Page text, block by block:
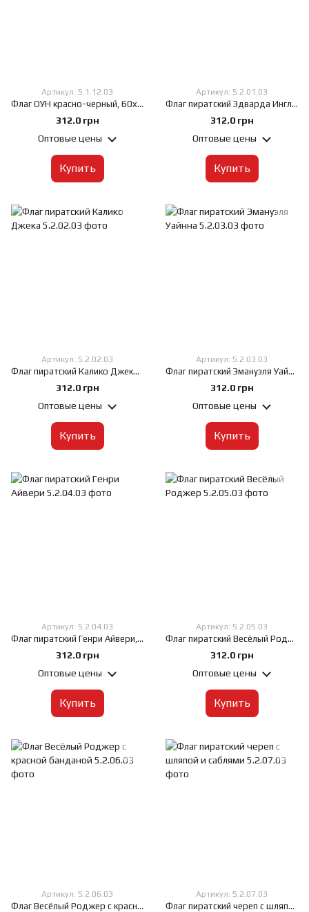
Артикул: 5.1.12.03
Флаг ОУН красно-черный, 60х90 см, Искусственный шелк 50 г/м², Сублимационная печать, односторонний, Карман под древко слева
312.0 грн
Оптовые цены
Купить
Артикул: 5.2.01.03
Флаг пиратский Эдварда Ингленда, 60х90 см, Искусственный шелк 50 г/м², Сублимационная печать, односторонний, Карман под древко слева
312.0 грн
Оптовые цены
Купить
Артикул: 5.2.02.03
Флаг пиратский Калико Джека, 60х90 см, Искусственный шелк 50 г/м², Сублимационная печать, односторонний, Карман под древко слева
312.0 грн
Оптовые цены
Купить
Артикул: 5.2.03.03
Флаг пиратский Эмануэля Уайнна, 60х90 см, Искусственный шелк 50 г/м², Сублимационная печать, односторонний, Карман под древко слева
312.0 грн
Оптовые цены
Купить
Артикул: 5.2.04.03
Флаг пиратский Генри Айвери, 60х90 см, Искусственный шелк 50 г/м², Сублимационная печать, односторонний, Карман под древко слева
312.0 грн
Оптовые цены
Купить
Артикул: 5.2.05.03
Флаг пиратский Весёлый Роджер, 60х90 см, Искусственный шелк 50 г/м², Сублимационная печать, односторонний, Карман под древко слева
312.0 грн
Оптовые цены
Купить
Артикул: 5.2.06.03
Флаг Весёлый Роджер с красной банданой, 60х90 см, Искусственный шелк 50 г/м², Сублимационная печать, односторонний, Карман под древко слева
Артикул: 5.2.07.03
Флаг пиратский череп с шляпой и саблями, 60х90 см, Искусственный шелк 50 г/м², Сублимационная печать, односторонний, Карман под древко слева